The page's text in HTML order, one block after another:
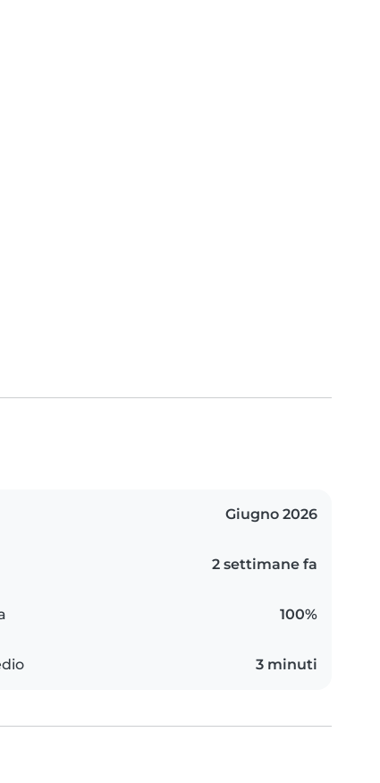
Giugno 2026
2 settimane fa
100%
3 minuti